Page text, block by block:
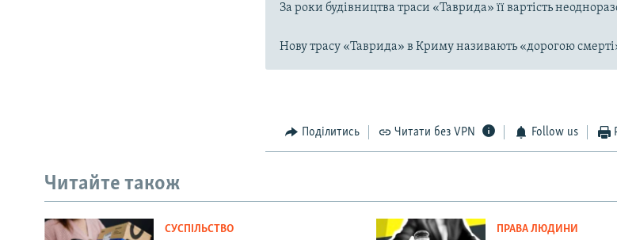
За роки будівництва траси «Таврида» її вартість
Нову трасу «Таврида» в Криму називають «дорогою
Поділитись Читати без VPN Follow us
Читайте також
СУСПІЛЬСТВО ПРАВА ЛЮДИНИ